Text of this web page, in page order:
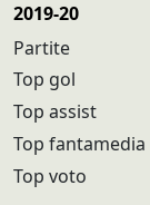
2019-20
Partite
Top gol
Top assist
Top fantamedia
Top voto